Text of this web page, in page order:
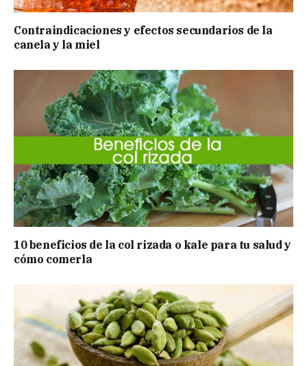
Contraindicaciones y efectos secundarios de la
canela y la miel
10 beneficios de la col rizada o kale para tu salud y
cómo comerla